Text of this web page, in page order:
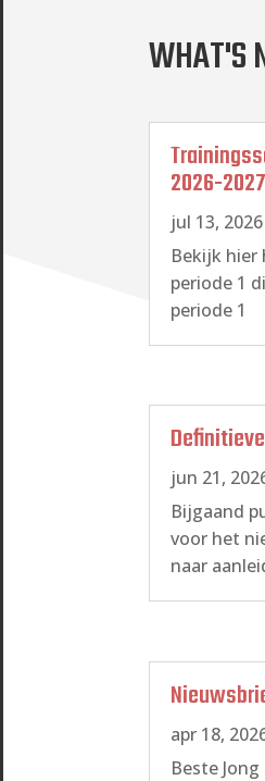
WHAT'S
2026-2027
jul 13, 2026
Bekijk hier
periode 1
periode 1
jun 21,
Bijgaand
voor het
naar
apr 18,
Beste